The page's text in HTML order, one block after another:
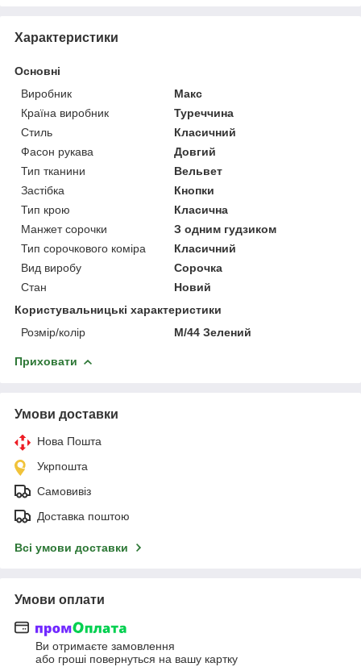
Характеристики
Основні
Виробник
Макс
Країна виробник
Туреччина
Стиль
Класичний
Фасон рукава
Довгий
Тип тканини
Вельвет
Застібка
Кнопки
Тип крою
Класична
Манжет сорочки
З одним гудзиком
Тип сорочкового коміра
Класичний
Вид виробу
Сорочка
Стан
Новий
Користувальницькі характеристики
Розмір/колір
M/44 Зелений
Приховати
Умови доставки
Нова Пошта
Укрпошта
Самовивіз
Доставка поштою
Всі умови доставки
Умови оплати
Ви отримаєте замовлення
або гроші повернуться на вашу картку